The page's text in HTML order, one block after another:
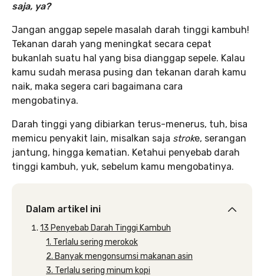
saja, ya?
Jangan anggap sepele masalah darah tinggi kambuh!
Tekanan darah yang meningkat secara cepat
bukanlah suatu hal yang bisa dianggap sepele. Kalau
kamu sudah merasa pusing dan tekanan darah kamu
naik, maka segera cari bagaimana cara
mengobatinya.
Darah tinggi yang dibiarkan terus-menerus, tuh, bisa
memicu penyakit lain, misalkan saja stroke, serangan
jantung, hingga kematian. Ketahui penyebab darah
tinggi kambuh, yuk, sebelum kamu mengobatinya.
Dalam artikel ini
13 Penyebab Darah Tinggi Kambuh
1. Terlalu sering merokok
2. Banyak mengonsumsi makanan asin
3. Terlalu sering minum kopi